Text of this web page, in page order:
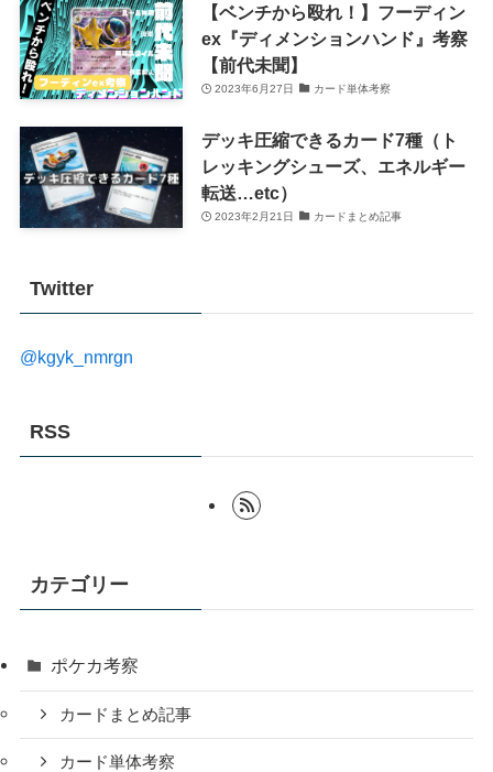
【ベンチから殴れ！】フーディン
ex『ディメンションハンド』考察
【前代未聞】
2023年6月27日 カード単体考察
デッキ圧縮できるカード7種（ト
レッキングシューズ、エネルギー
転送…etc）
2023年2月21日 カードまとめ記事
Twitter
@kgyk_nmrgn
RSS
カテゴリー
ポケカ考察
カードまとめ記事
カード単体考察